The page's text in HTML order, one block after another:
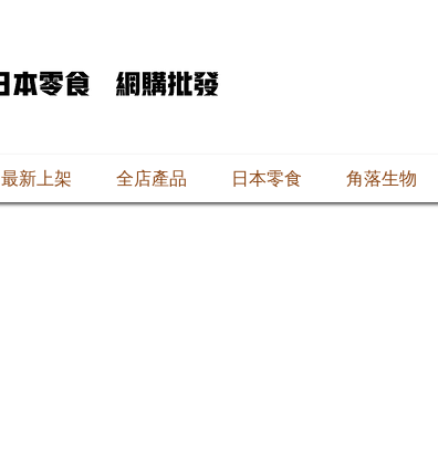
最新上架 全店產品 日本零食 角落生物